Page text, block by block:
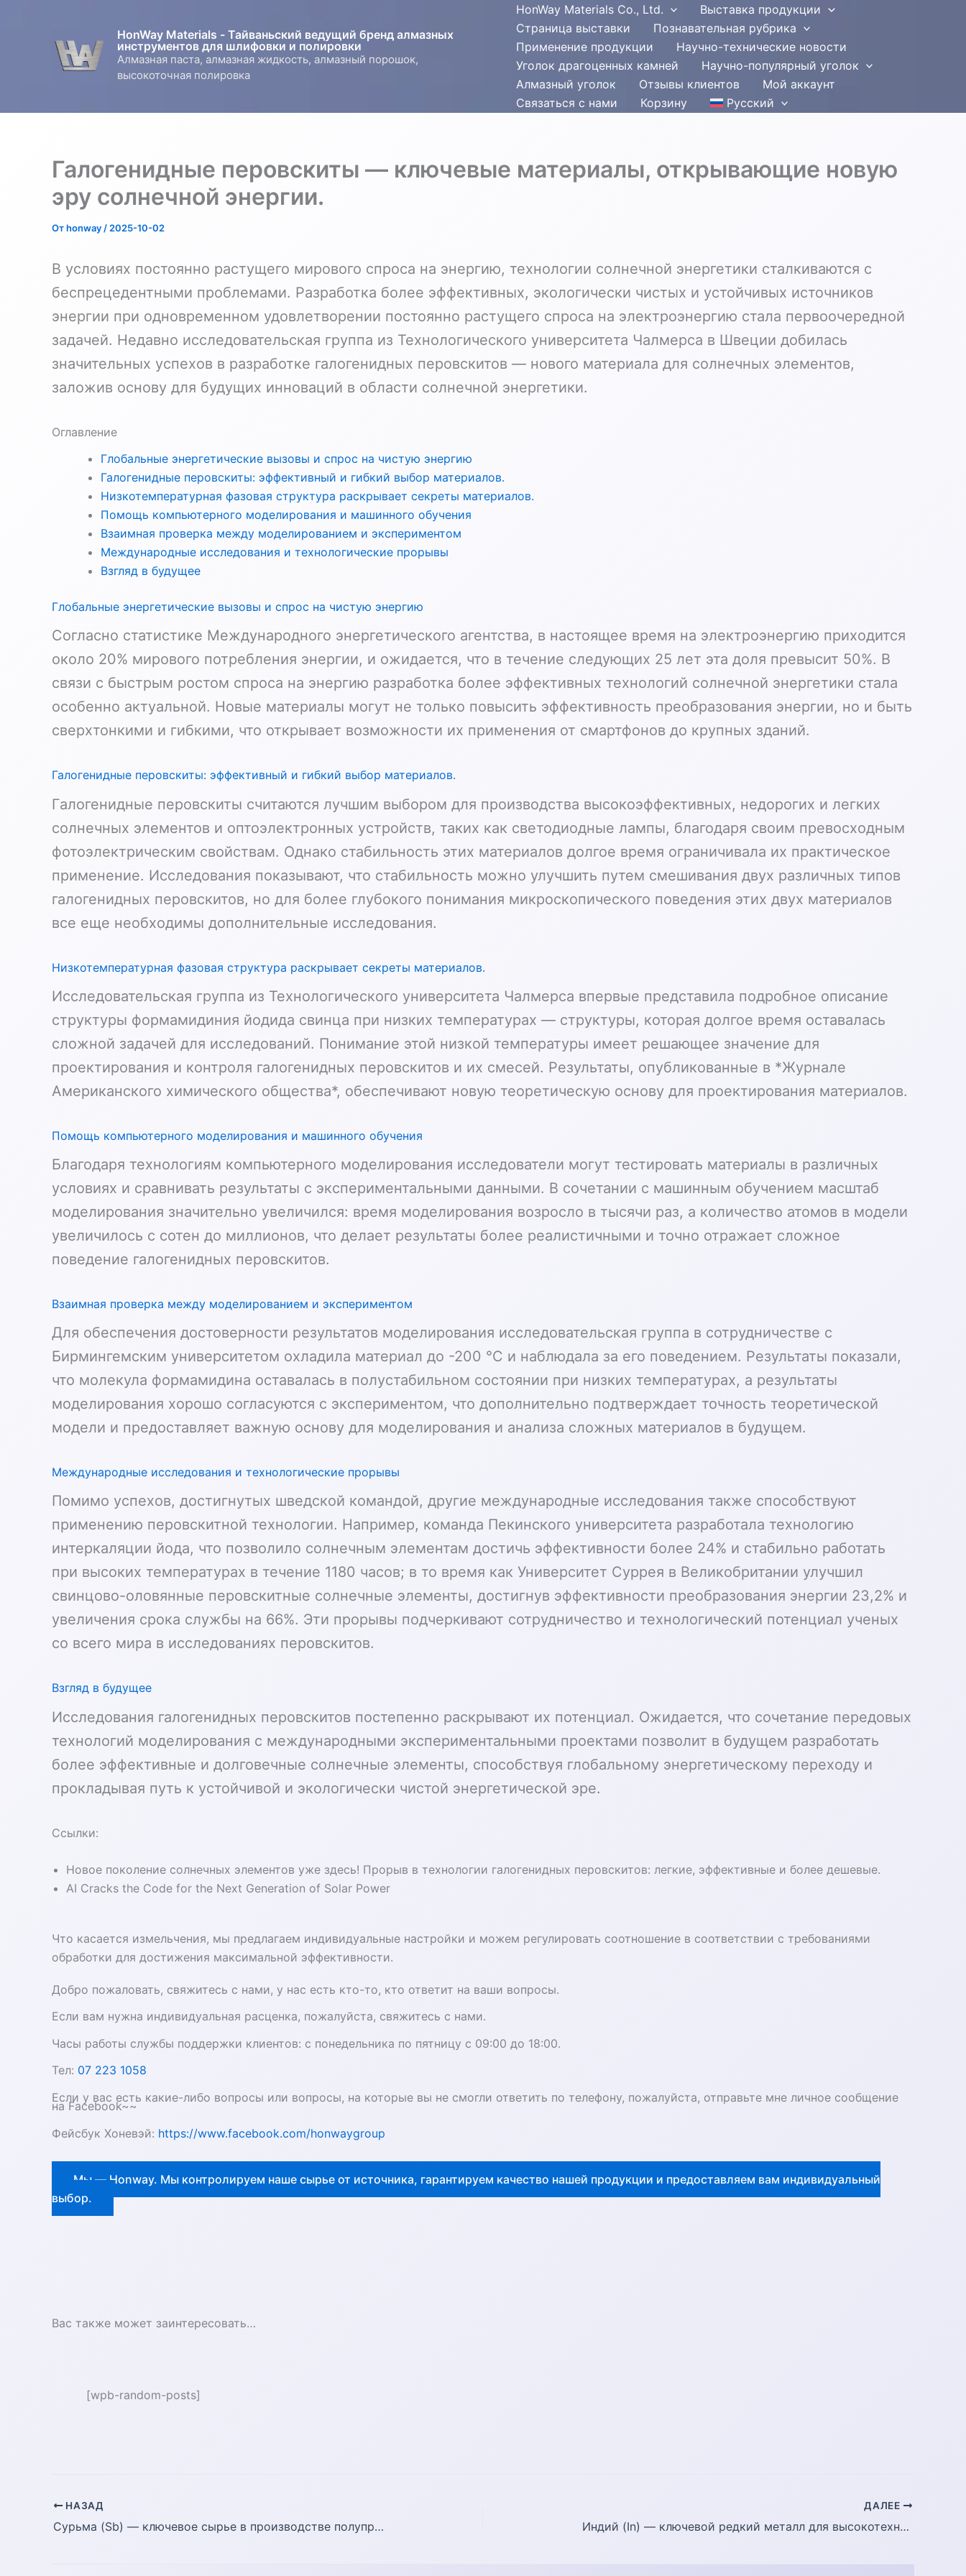
содержимому
HonWay Materials - Тайваньский ведущий бренд алмазных
инструментов для шлифовки и полировки
Алмазная паста, алмазная жидкость, алмазный порошок,
высокоточная полировка
HonWay Materials Co., Ltd.
Выставка продукции
Страница выставки
Познавательная рубрика
Применение продукции
Научно-технические новости
Уголок драгоценных камней
Научно-популярный уголок
Алмазный уголок
Отзывы клиентов
Мой аккаунт
Связаться с нами
Корзину Русский
Галогенидные перовскиты — ключевые материалы, открывающие новую
эру солнечной энергии.
Отhonway / 2025-10-02
В условиях постоянно растущего мирового спроса на энергию, технологии солнечной энергетики сталкиваются с
беспрецедентными проблемами. Разработка более эффективных, экологически чистых и устойчивых источников
энергии при одновременном удовлетворении постоянно растущего спроса на электроэнергию стала первоочередной
задачей. Недавно исследовательская группа из Технологического университета Чалмерса в Швеции добилась
значительных успехов в разработке галогенидных перовскитов — нового материала для солнечных элементов,
заложив основу для будущих инноваций в области солнечной энергетики.
Оглавление
Глобальные энергетические вызовы и спрос на чистую энергию
Галогенидные перовскиты: эффективный и гибкий выбор материалов.
Низкотемпературная фазовая структура раскрывает секреты материалов.
Помощь компьютерного моделирования и машинного обучения
Взаимная проверка между моделированием и экспериментом
Международные исследования и технологические прорывы
Взгляд в будущее
Глобальные энергетические вызовы и спрос на чистую энергию
Согласно статистике Международного энергетического агентства, в настоящее время на электроэнергию приходится
около 20% мирового потребления энергии, и ожидается, что в течение следующих 25 лет эта доля превысит 50%. В
связи с быстрым ростом спроса на энергию разработка более эффективных технологий солнечной энергетики стала
особенно актуальной. Новые материалы могут не только повысить эффективность преобразования энергии, но и быть
сверхтонкими и гибкими, что открывает возможности их применения от смартфонов до крупных зданий.
Галогенидные перовскиты: эффективный и гибкий выбор материалов.
Галогенидные перовскиты считаются лучшим выбором для производства высокоэффективных, недорогих и легких
солнечных элементов и оптоэлектронных устройств, таких как светодиодные лампы, благодаря своим превосходным
фотоэлектрическим свойствам. Однако стабильность этих материалов долгое время ограничивала их практическое
применение. Исследования показывают, что стабильность можно улучшить путем смешивания двух различных типов
галогенидных перовскитов, но для более глубокого понимания микроскопического поведения этих двух материалов
все еще необходимы дополнительные исследования.
Низкотемпературная фазовая структура раскрывает секреты материалов.
Исследовательская группа из Технологического университета Чалмерса впервые представила подробное описание
структуры формамидиния йодида свинца при низких температурах — структуры, которая долгое время оставалась
сложной задачей для исследований. Понимание этой низкой температуры имеет решающее значение для
проектирования и контроля галогенидных перовскитов и их смесей. Результаты, опубликованные в *Журнале
Американского химического общества*, обеспечивают новую теоретическую основу для проектирования материалов.
Помощь компьютерного моделирования и машинного обучения
Благодаря технологиям компьютерного моделирования исследователи могут тестировать материалы в различных
условиях и сравнивать результаты с экспериментальными данными. В сочетании с машинным обучением масштаб
моделирования значительно увеличился: время моделирования возросло в тысячи раз, а количество атомов в модели
увеличилось с сотен до миллионов, что делает результаты более реалистичными и точно отражает сложное
поведение галогенидных перовскитов.
Взаимная проверка между моделированием и экспериментом
Для обеспечения достоверности результатов моделирования исследовательская группа в сотрудничестве с
Бирмингемским университетом охладила материал до -200 °C и наблюдала за его поведением. Результаты показали,
что молекула формамидина оставалась в полустабильном состоянии при низких температурах, а результаты
моделирования хорошо согласуются с экспериментом, что дополнительно подтверждает точность теоретической
модели и предоставляет важную основу для моделирования и анализа сложных материалов в будущем.
Международные исследования и технологические прорывы
Помимо успехов, достигнутых шведской командой, другие международные исследования также способствуют
применению перовскитной технологии. Например, команда Пекинского университета разработала технологию
интеркаляции йода, что позволило солнечным элементам достичь эффективности более 24% и стабильно работать
при высоких температурах в течение 1180 часов; в то время как Университет Суррея в Великобритании улучшил
свинцово-оловянные перовскитные солнечные элементы, достигнув эффективности преобразования энергии 23,2% и
увеличения срока службы на 66%. Эти прорывы подчеркивают сотрудничество и технологический потенциал ученых
со всего мира в исследованиях перовскитов.
Взгляд в будущее
Исследования галогенидных перовскитов постепенно раскрывают их потенциал. Ожидается, что сочетание передовых
технологий моделирования с международными экспериментальными проектами позволит в будущем разработать
более эффективные и долговечные солнечные элементы, способствуя глобальному энергетическому переходу и
прокладывая путь к устойчивой и экологически чистой энергетической эре.
Ссылки:
Новое поколение солнечных элементов уже здесь! Прорыв в технологии галогенидных перовскитов: легкие, эффективные и более дешевые.
AI Cracks the Code for the Next Generation of Solar Power
Что касается измельчения, мы предлагаем индивидуальные настройки и можем регулировать соотношение в соответствии с требованиями
обработки для достижения максимальной эффективности.
Добро пожаловать, свяжитесь с нами, у нас есть кто-то, кто ответит на ваши вопросы.
Если вам нужна индивидуальная расценка, пожалуйста, свяжитесь с нами.
Часы работы службы поддержки клиентов: с понедельника по пятницу с 09:00 до 18:00.
Тел: 07 223 1058
Если у вас есть какие-либо вопросы или вопросы, на которые вы не смогли ответить по телефону, пожалуйста, отправьте мне личное сообщение
на Facebook~~
Фейсбук Хоневэй: https://www.facebook.com/honwaygroup
Мы — Honway. Мы контролируем наше сырье от источника, гарантируем качество нашей продукции и предоставляем вам индивидуальный
выбор.
Вас также может заинтересовать…
[wpb-random-posts]
НАЗАД
Сурьма (Sb) — ключевое сырье в производстве полупроводников и сплавов.
ДАЛЕЕ
Индий (In) — ключевой редкий металл для высокотехнологичных отраслей промышленности.